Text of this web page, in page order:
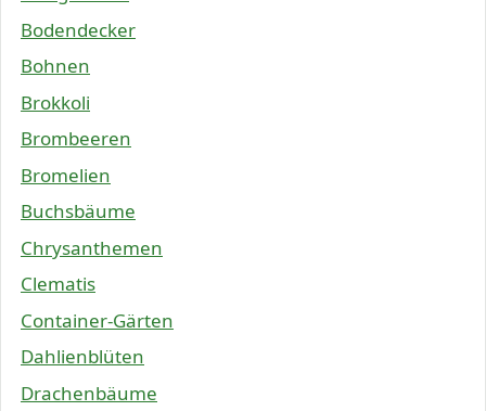
Bodendecker
Bohnen
Brokkoli
Brombeeren
Bromelien
Buchsbäume
Chrysanthemen
Clematis
Container-Gärten
Dahlienblüten
Drachenbäume